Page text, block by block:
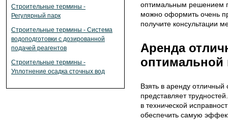
Строительные термины -
Регулярный парк
Строительные термины - Система
водоподготовки с дозированной
подачей реагентов
Строительные термины -
Уплотнение осадка сточных вод
оптимальным решением
можно оформить очень
получите консультации
Аренда
оптимальной
Взять в аренду
представляет
в технической
обеспечить самую